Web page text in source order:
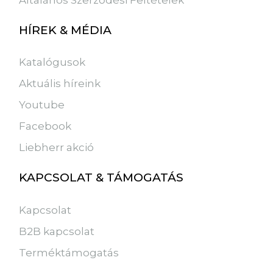
HÍREK & MÉDIA
Katalógusok
Aktuális híreink
Youtube
Facebook
Liebherr akció
KAPCSOLAT & TÁMOGATÁS
Kapcsolat
B2B kapcsolat
Terméktámogatás